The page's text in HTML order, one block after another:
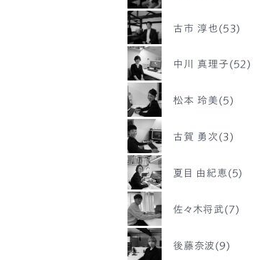
古市 淳也(53)
中川 真理子(52)
松本 玲美(5)
古賀 勇次(3)
夏目 由紀恵(5)
佐々木将武(7)
後藤奈波(9)